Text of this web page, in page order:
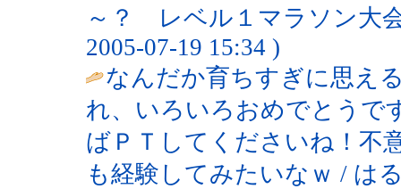
～？ レベル１マラソン大
2005-07-19 15:34 )
なんだか育ちすぎに思え
れ、いろいろおめでとうで
ばＰＴしてくださいね！不
も経験してみたいなｗ / は